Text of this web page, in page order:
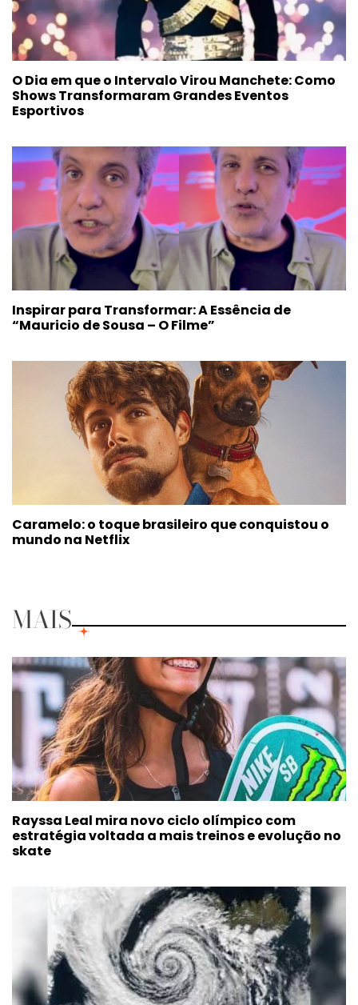
O Dia em que o Intervalo Virou Manchete: Como
Shows Transformaram Grandes Eventos
Esportivos
Inspirar para Transformar: A Essência de
“Mauricio de Sousa – O Filme”
Caramelo: o toque brasileiro que conquistou o
mundo na Netflix
MAIS
Rayssa Leal mira novo ciclo olímpico com
estratégia voltada a mais treinos e evolução no
skate